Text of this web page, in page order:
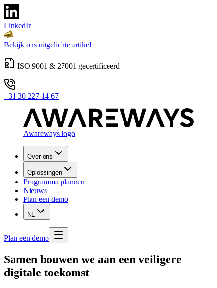
LinkedIn
Bekijk ons uitgelichte artikel
ISO 9001 & 27001 gecertificeerd
+31 30 227 14 67
Awareways logo
Over ons
Oplossingen
Programma plannen
Nieuws
Plan een demo
NL
Plan een demo
Samen bouwen we aan een veiligere
digitale toekomst